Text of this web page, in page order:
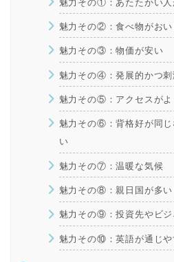
魅力その①：あたたかい人
魅力その②：食べ物がおい
魅力その③：物価が安い
魅力その④：発展的かつ刺
魅力その⑤：アクセスが
魅力その⑥：背格好が同
い
魅力その⑦：温暖な気候
魅力その⑧：親日国が多い
魅力その⑨：投資先やビジ
魅力その⑩：英語が通じや